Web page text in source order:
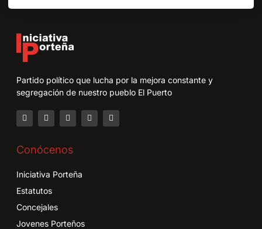
Partido político que lucha por la mejora constante y
segregación de nuestro pueblo El Puerto
Conócenos
Iniciativa Porteña
Estatutos
Concejales
Jovenes Porteños